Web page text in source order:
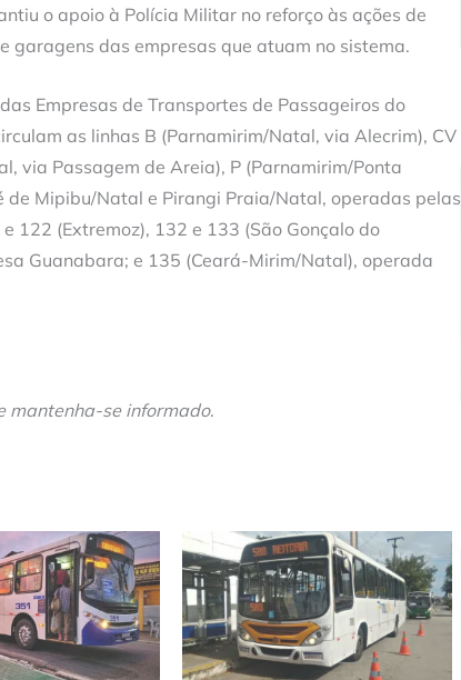
o apoio à Polícia Militar no reforço às ações de
garagens das empresas que atuam no sistema.
Empresas de Transportes de Passageiros do
as linhas B (Parnamirim/Natal, via Alecrim), CV
via Passagem de Areia), P (Parnamirim/Ponta
de Mipibu/Natal e Pirangi Praia/Natal, operadas pelas
122 (Extremoz), 132 e 133 (São Gonçalo do
Guanabara; e 135 (Ceará-Mirim/Natal), operada
mantenha-se informado.